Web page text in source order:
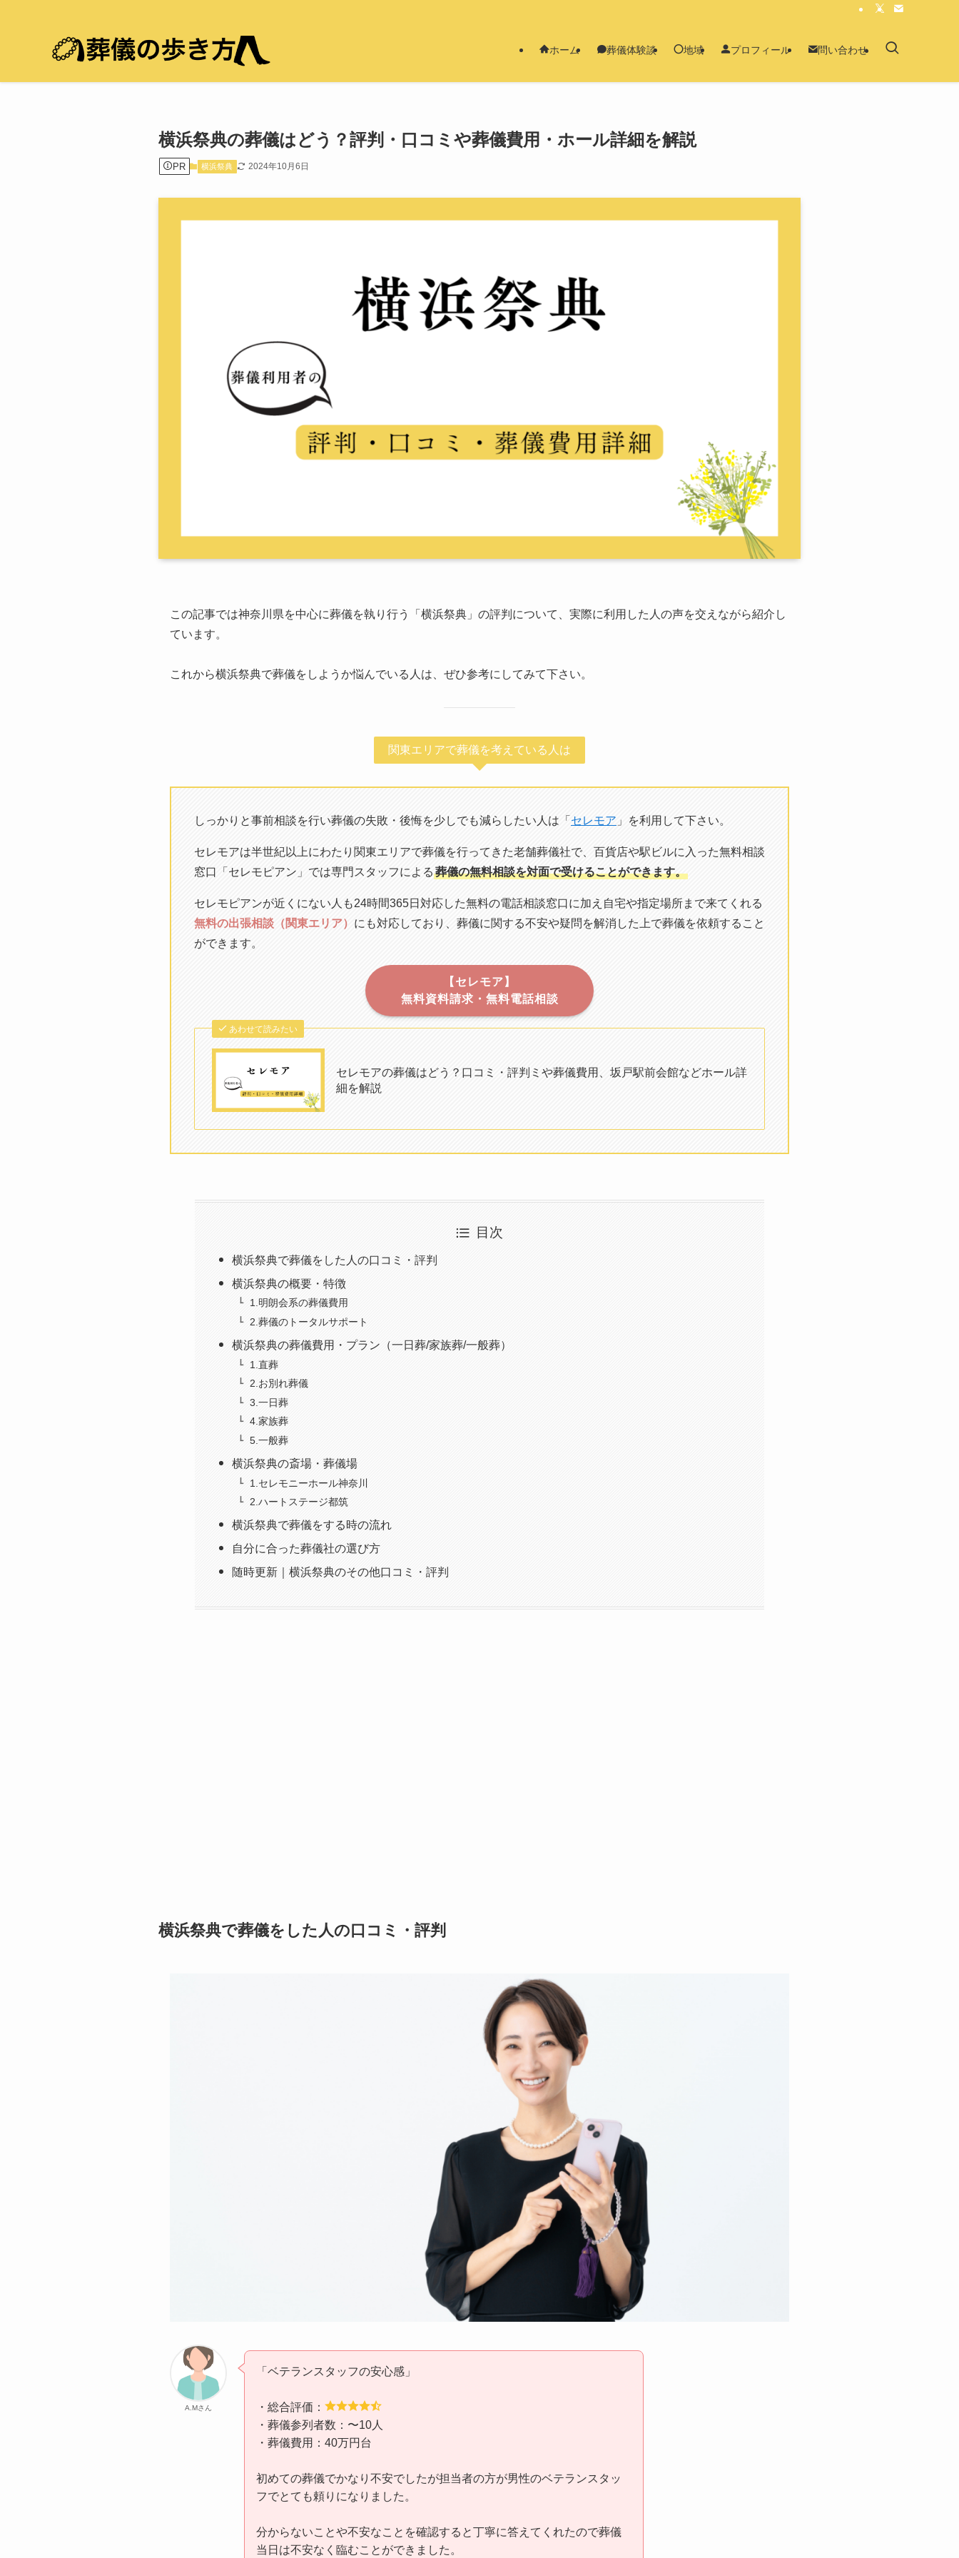
ホーム 葬儀体験談 地域 プロフィール 問い合わせ
横浜祭典の葬儀はどう？評判・口コミや葬儀費用・ホール詳細を解説
PR 横浜祭典 2024年10月6日
この記事では神奈川県を中心に葬儀を執り行う「横浜祭典」の評判について、実際に利用した人の声を交えながら紹介し
ています。
これから横浜祭典で葬儀をしようか悩んでいる人は、ぜひ参考にしてみて下さい。
関東エリアで葬儀を考えている人は
しっかりと事前相談を行い葬儀の失敗・後悔を少しでも減らしたい人は「 セレモア 」を利用して下さい。
セレモアは半世紀以上にわたり関東エリアで葬儀を行ってきた老舗葬儀社で、百貨店や駅ビルに入った無料相談
窓口「セレモピアン」では専門スタッフによる 葬儀の無料相談を対面で受けることができます。
セレモピアンが近くにない人も24時間365日対応した無料の電話相談窓口に加え自宅や指定場所まで来てくれる
無料の出張相談（関東エリア） にも対応しており、葬儀に関する不安や疑問を解消した上で葬儀を依頼すること
ができます。
【セレモア】
無料資料請求・無料電話相談
あわせて読みたい
セレモアの葬儀はどう？口コミ・評判ミや葬儀費用、坂戸駅前会館などホール詳
細を解説
目次
横浜祭典で葬儀をした人の口コミ・評判
横浜祭典の概要・特徴
1.明朗会系の葬儀費用
2.葬儀のトータルサポート
横浜祭典の葬儀費用・プラン（一日葬/家族葬/一般葬）
1.直葬
2.お別れ葬儀
3.一日葬
4.家族葬
5.一般葬
横浜祭典の斎場・葬儀場
1.セレモニーホール神奈川
2.ハートステージ都筑
横浜祭典で葬儀をする時の流れ
自分に合った葬儀社の選び方
随時更新｜横浜祭典のその他口コミ・評判
横浜祭典で葬儀をした人の口コミ・評判
A.Mさん
「ベテランスタッフの安心感」
・総合評価：
・葬儀参列者数：〜10人
・葬儀費用：40万円台
初めての葬儀でかなり不安でしたが担当者の方が男性のベテランスタッ
フでとても頼りになりました。
分からないことや不安なことを確認すると丁寧に答えてくれたので葬儀
当日は不安なく臨むことができました。